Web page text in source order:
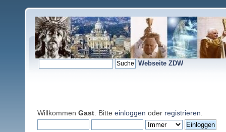
Webseite ZDW
Willkommen Gast . Bitte einloggen oder registrieren